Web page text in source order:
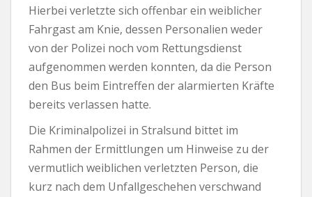
Hierbei verletzte sich offenbar ein weiblicher
Fahrgast am Knie, dessen Personalien weder
von der Polizei noch vom Rettungsdienst
aufgenommen werden konnten, da die Person
den Bus beim Eintreffen der alarmierten Kräfte
bereits verlassen hatte.
Die Kriminalpolizei in Stralsund bittet im
Rahmen der Ermittlungen um Hinweise zu der
vermutlich weiblichen verletzten Person, die
kurz nach dem Unfallgeschehen verschwand